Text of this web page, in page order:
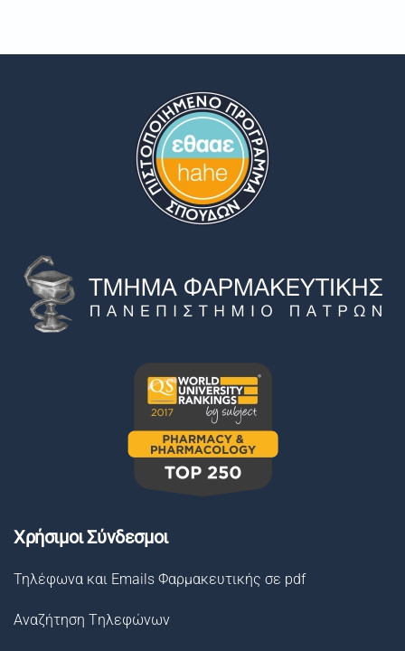
Χρήσιμοι Σύνδεσμοι
Τηλέφωνα και Emails Φαρμακευτικής σε pdf
Αναζήτηση Tηλεφώνων